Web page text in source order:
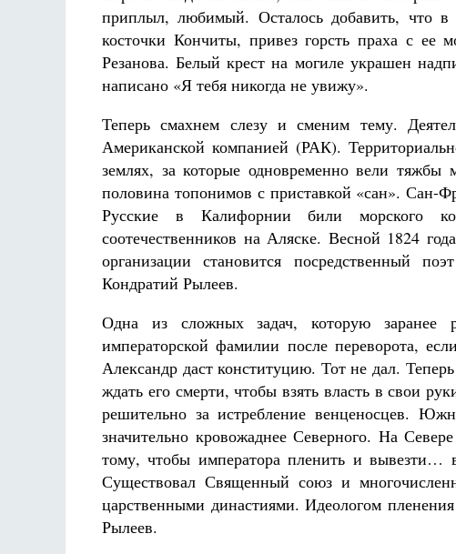
приплыл, любимый. Осталось добавить, что
косточки Кончиты, привез горсть праха с
Резанова. Белый крест на могиле украшен
написано «Я тебя никогда не увижу».
Теперь смахнем слезу и сменим тему.
Американской компанией (РАК).
землях, за которые одновременно вели
половина топонимов с приставкой «сан». Сан-
Русские в Калифорнии били морского
соотечественников на Аляске. Весной 1824
организации становится посредственный
Кондратий Рылеев.
Одна из сложных задач, которую заранее
императорской фамилии после переворота,
Александр даст конституцию. Тот не дал.
ждать его смерти, чтобы взять власть в свои
решительно за истребление венценосцев.
значительно кровожаднее Северного. На
тому, чтобы императора пленить и
Существовал Священный союз и
царственными династиями. Идеологом
Рылеев.